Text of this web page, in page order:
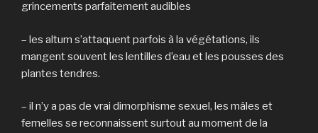
grincements parfaitement audibles
– les altum s’attaquent parfois à la végétations, ils
mangent souvent les lentilles d’eau et les pousses des
plantes tendres.
– il n’y a pas de vrai dimorphisme sexuel, les mâles et
femelles se reconnaissent surtout au moment de la